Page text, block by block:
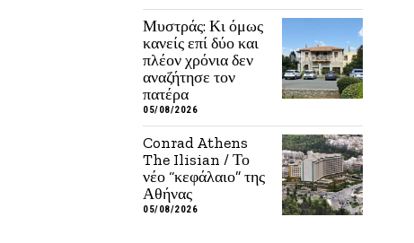
Μυστράς: Κι όμως
κανείς επί δύο και
πλέον χρόνια δεν
αναζήτησε τον
πατέρα
05/08/2026
Conrad Athens
The Ilisian / Το
νέο “κεφάλαιο” της
Αθήνας
05/08/2026